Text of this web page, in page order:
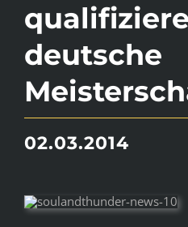
deutsche
02.03.2014